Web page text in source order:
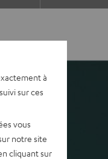
à
sur ces
vous
notre site
cliquant sur